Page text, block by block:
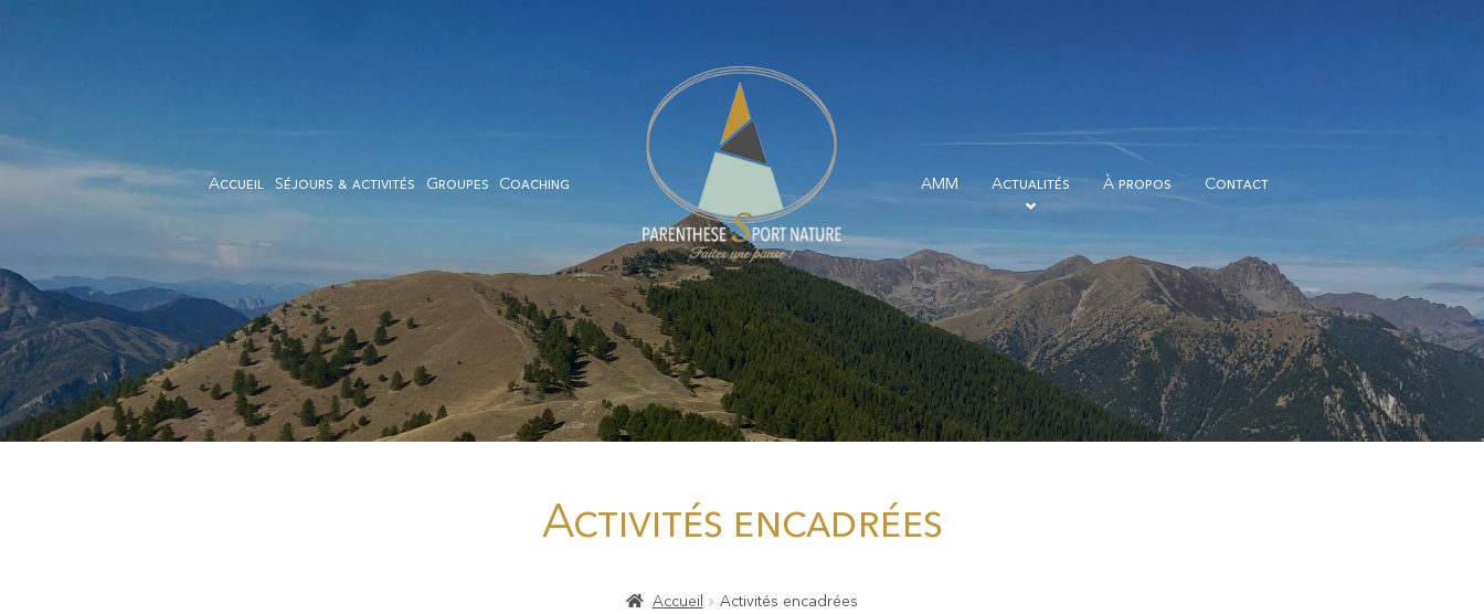
Accueil Séjours & activités Groupes Coaching AMM Actualités À propos Contact
Activités encadrées
Accueil Activités encadrées